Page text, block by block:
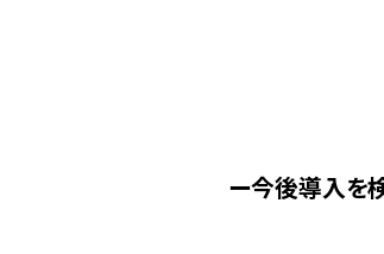
今後導入を